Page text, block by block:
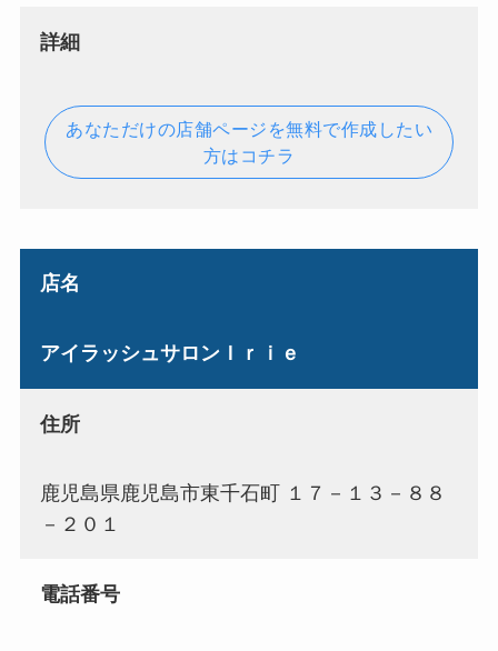
詳細
あなただけの店舗ページを無料で作成したい
方はコチラ
店名
アイラッシュサロンＩｒｉｅ
住所
鹿児島県鹿児島市東千石町 １７－１３－８８
－２０１
電話番号